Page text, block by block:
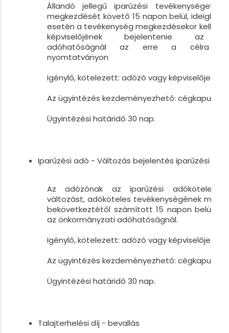
Állandó jellegű iparűzési tevékenységet a
megkezdését követő 15 napon belül,
esetén a tevékenység megkezdésekor kell az
képviselőjének bejelentenie az
adóhatóságnál az erre a célra
nyomtatványon
Igénylő, kötelezett: adózó vagy képviselője
Az ügyintézés kezdeményezhető: cégkapu
Ügyintézési határidő 30 nap.
Iparűzési adó - Változás bejelentés iparűzési
Az adózónak az iparűzési
változást, adóköteles tevékenységének
bekövetkeztétől számított 15 napon belül be
az önkormányzati adóhatóságnál.
Igénylő, kötelezett: adózó vagy képviselője
Az ügyintézés kezdeményezhető: cégkapu
Ügyintézési határidő 30 nap.
Talajterhelési díj - bevallás